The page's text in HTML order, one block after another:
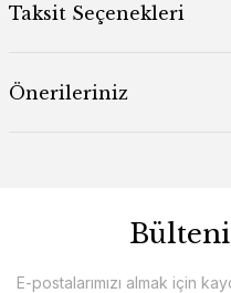
Taksit Seçenekleri
Önerileriniz
E-postalarımızı almak için